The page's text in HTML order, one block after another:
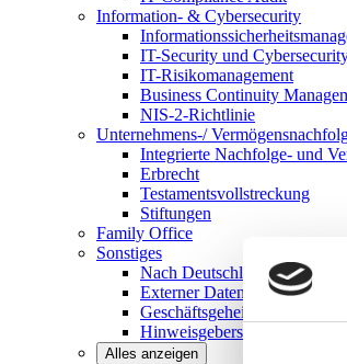
Information- & Cybersecurity
IT-Security und
IT-Risikomanagement
Business Continuity
NIS-2-Richtlinie
Unternehmens-/
Integrierte Nachfolge- und
Erbrecht
Testamentsvollstreckung
Stiftungen
Family Office
Sonstiges
Nach Deutschland expandieren
Externer
Geschäftsgeheimnisgesetz
Hinweisgeberschutz in
Alles anzeigen